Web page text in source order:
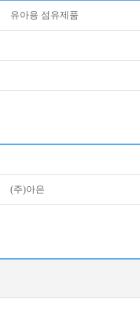
유아용 섬유제품
(주)아은